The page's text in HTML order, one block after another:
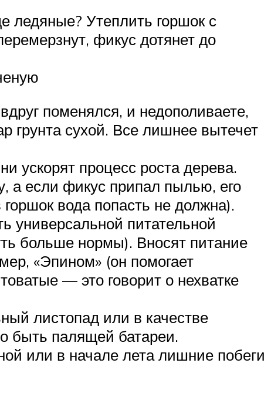
ледяные? Утеплить горшок с
фикус дотянет до
поменялся, и недополиваете,
грунта сухой. Все лишнее вытечет
процесс роста дерева.
а если фикус припал пылью, его
вода попасть не должна).
универсальной питательной
больше нормы). Вносят питание
«Эпином» (он помогает
— это говорит о нехватке
листопад или в качестве
быть палящей батареи.
или в начале лета лишние побеги